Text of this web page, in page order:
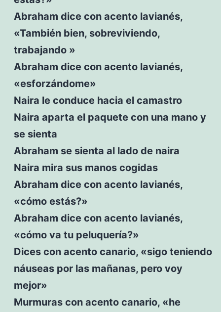
Abraham dice con acento lavianés,
«También bien, sobreviviendo,
trabajando »
Abraham dice con acento lavianés,
«esforzándome»
Naira le conduce hacia el camastro
Naira aparta el paquete con una mano y
se sienta
Abraham se sienta al lado de naira
Naira mira sus manos cogidas
Abraham dice con acento lavianés,
«cómo estás?»
Abraham dice con acento lavianés,
«cómo va tu peluquería?»
Dices con acento canario, «sigo teniendo
náuseas por las mañanas, pero voy
mejor»
Murmuras con acento canario, «he